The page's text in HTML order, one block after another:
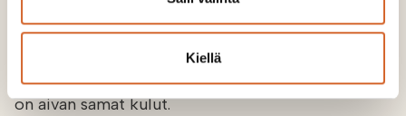
Kiellä
sadosta 1600 €, huonomman pellon tai alueen
sato on 1/3 pienempi eli 480 € vähemmän
tuottoa per hehtaari, vaikka molemmilla alueilla
on aivan samat kulut.